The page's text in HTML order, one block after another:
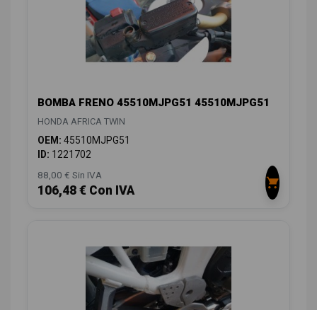
BOMBA FRENO 45510MJPG51 45510MJPG51
HONDA AFRICA TWIN
OEM: 45510MJPG51
ID: 1221702
88,00 € Sin IVA
106,48 € Con IVA